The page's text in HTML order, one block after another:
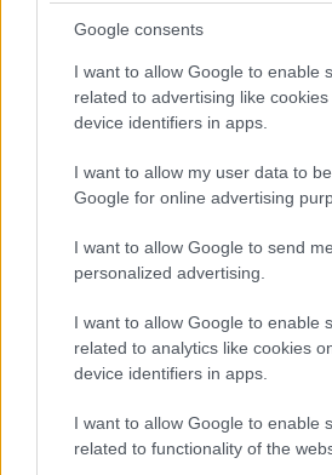
Google consents
I want to allow Google to enable
related to advertising like
device identifiers in apps.
I want to allow my user data to
Google for online advertising
I want to allow Google to send me
personalized advertising.
I want to allow Google to enable
related to analytics like cookies
device identifiers in apps.
I want to allow Google to enable
related to functionality of the
A projekt az 1953. június 17-ei berlini
forradalom évfordulóján a két ország
vizsgálja a történelmi események
politikai esztétika mai
helyezve.
A trilógia első darabja ? melyet Paul
interjú, Eörsi István drámája.
A magyar előadást ? Felix Goldman,
Brecht kései, Buckowi elégiák című
felhasználásával. Felix Goldman 2004